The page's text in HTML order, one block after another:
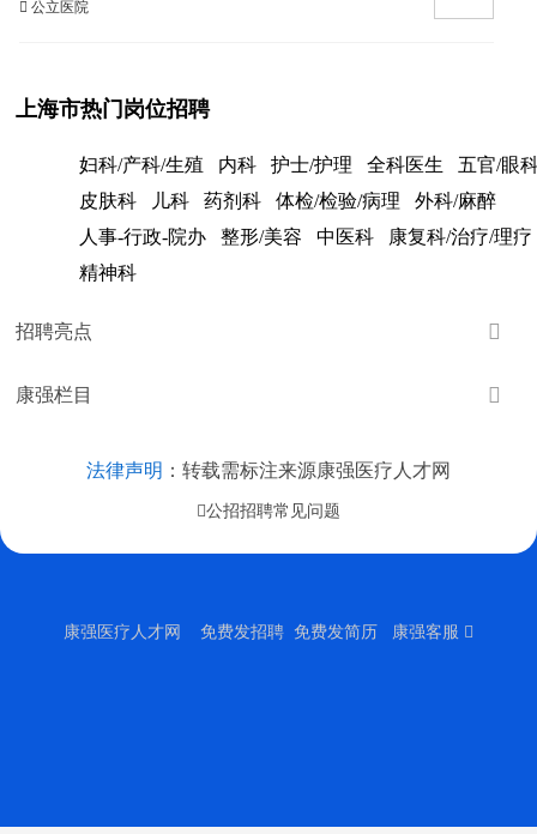
 公立医院
上海市热门岗位招聘
妇科/产科/生殖 内科 护士/护理 全科医生
五官/眼
皮肤科
儿科 药剂科 体检/检验/病理
外科/麻醉
人事-行政-院办
整形/美容 中医科
康复科/治疗/理疗
精神科
招聘亮点 
康强栏目 
法律声明 ：转载需标注来源康强医疗人才网
公招招聘常见问题
康强医疗人才网 免费发招聘 免费发简历 康强客服 